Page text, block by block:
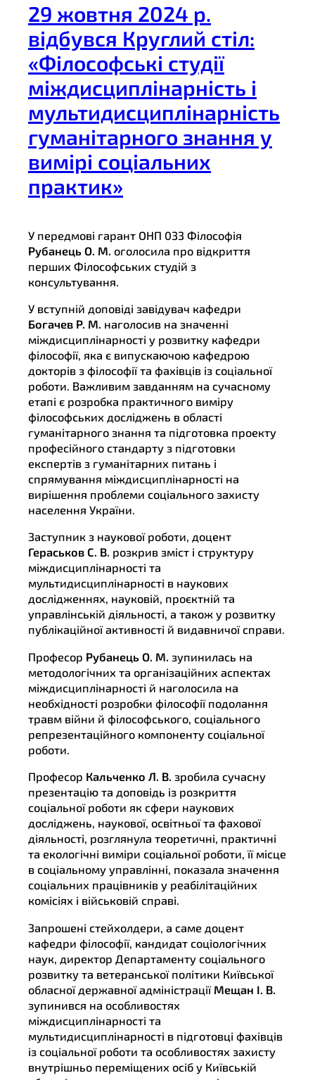
29 жовтня 2024 р.
відбувся Круглий стіл:
«Філософські студії
міждисциплінарність і
мультидисциплінарність
гуманітарного знання у
вимірі соціальних
практик»
У передмові гарант ОНП 033 Філософія
Рубанець О. М. оголосила про відкриття
перших Філософських студій з
консультування.
У вступній доповіді завідувач кафедри
Богачев Р. М. наголосив на значенні
міждисциплінарності у розвитку кафедри
філософії, яка є випускаючою кафедрою
докторів з філософії та фахівців із соціальної
роботи. Важливим завданням на сучасному
етапі є розробка практичного виміру
філософських досліджень в області
гуманітарного знання та підготовка проекту
професійного стандарту з підготовки
експертів з гуманітарних питань і
спрямування міждисциплінарності на
вирішення проблеми соціального захисту
населення України.
Заступник з наукової роботи, доцент
Гераськов С. В. розкрив зміст і структуру
міждисциплінарності та
мультидисциплінарності в наукових
дослідженнях, науковій, проєктній та
управлінській діяльності, а також у розвитку
публікаційної активності й видавничої справи.
Професор Рубанець О. М. зупинилась на
методологічних та організаційних аспектах
міждисциплінарності й наголосила на
необхідності розробки філософії подолання
травм війни й філософського, соціального
репрезентаційного компоненту соціальної
роботи.
Професор Кальченко Л. В. зробила сучасну
презентацію та доповідь із розкриття
соціальної роботи як сфери наукових
досліджень, наукової, освітньої та фахової
діяльності, розглянула теоретичні, практичні
та екологічні виміри соціальної роботи, її місце
в соціальному управлінні, показала значення
соціальних працівників у реабілітаційних
комісіях і військовій справі.
Запрошені стейхолдери, а саме доцент
кафедри філософії, кандидат соціологічних
наук, директор Департаменту соціального
розвитку та ветеранської політики Київської
обласної державної адміністрації Мещан І. В.
зупинився на особливостях
міждисциплінарності та
мультидисциплінарності в підготовці фахівців
із соціальної роботи та особливостях захисту
внутрішньо переміщених осіб у Київській